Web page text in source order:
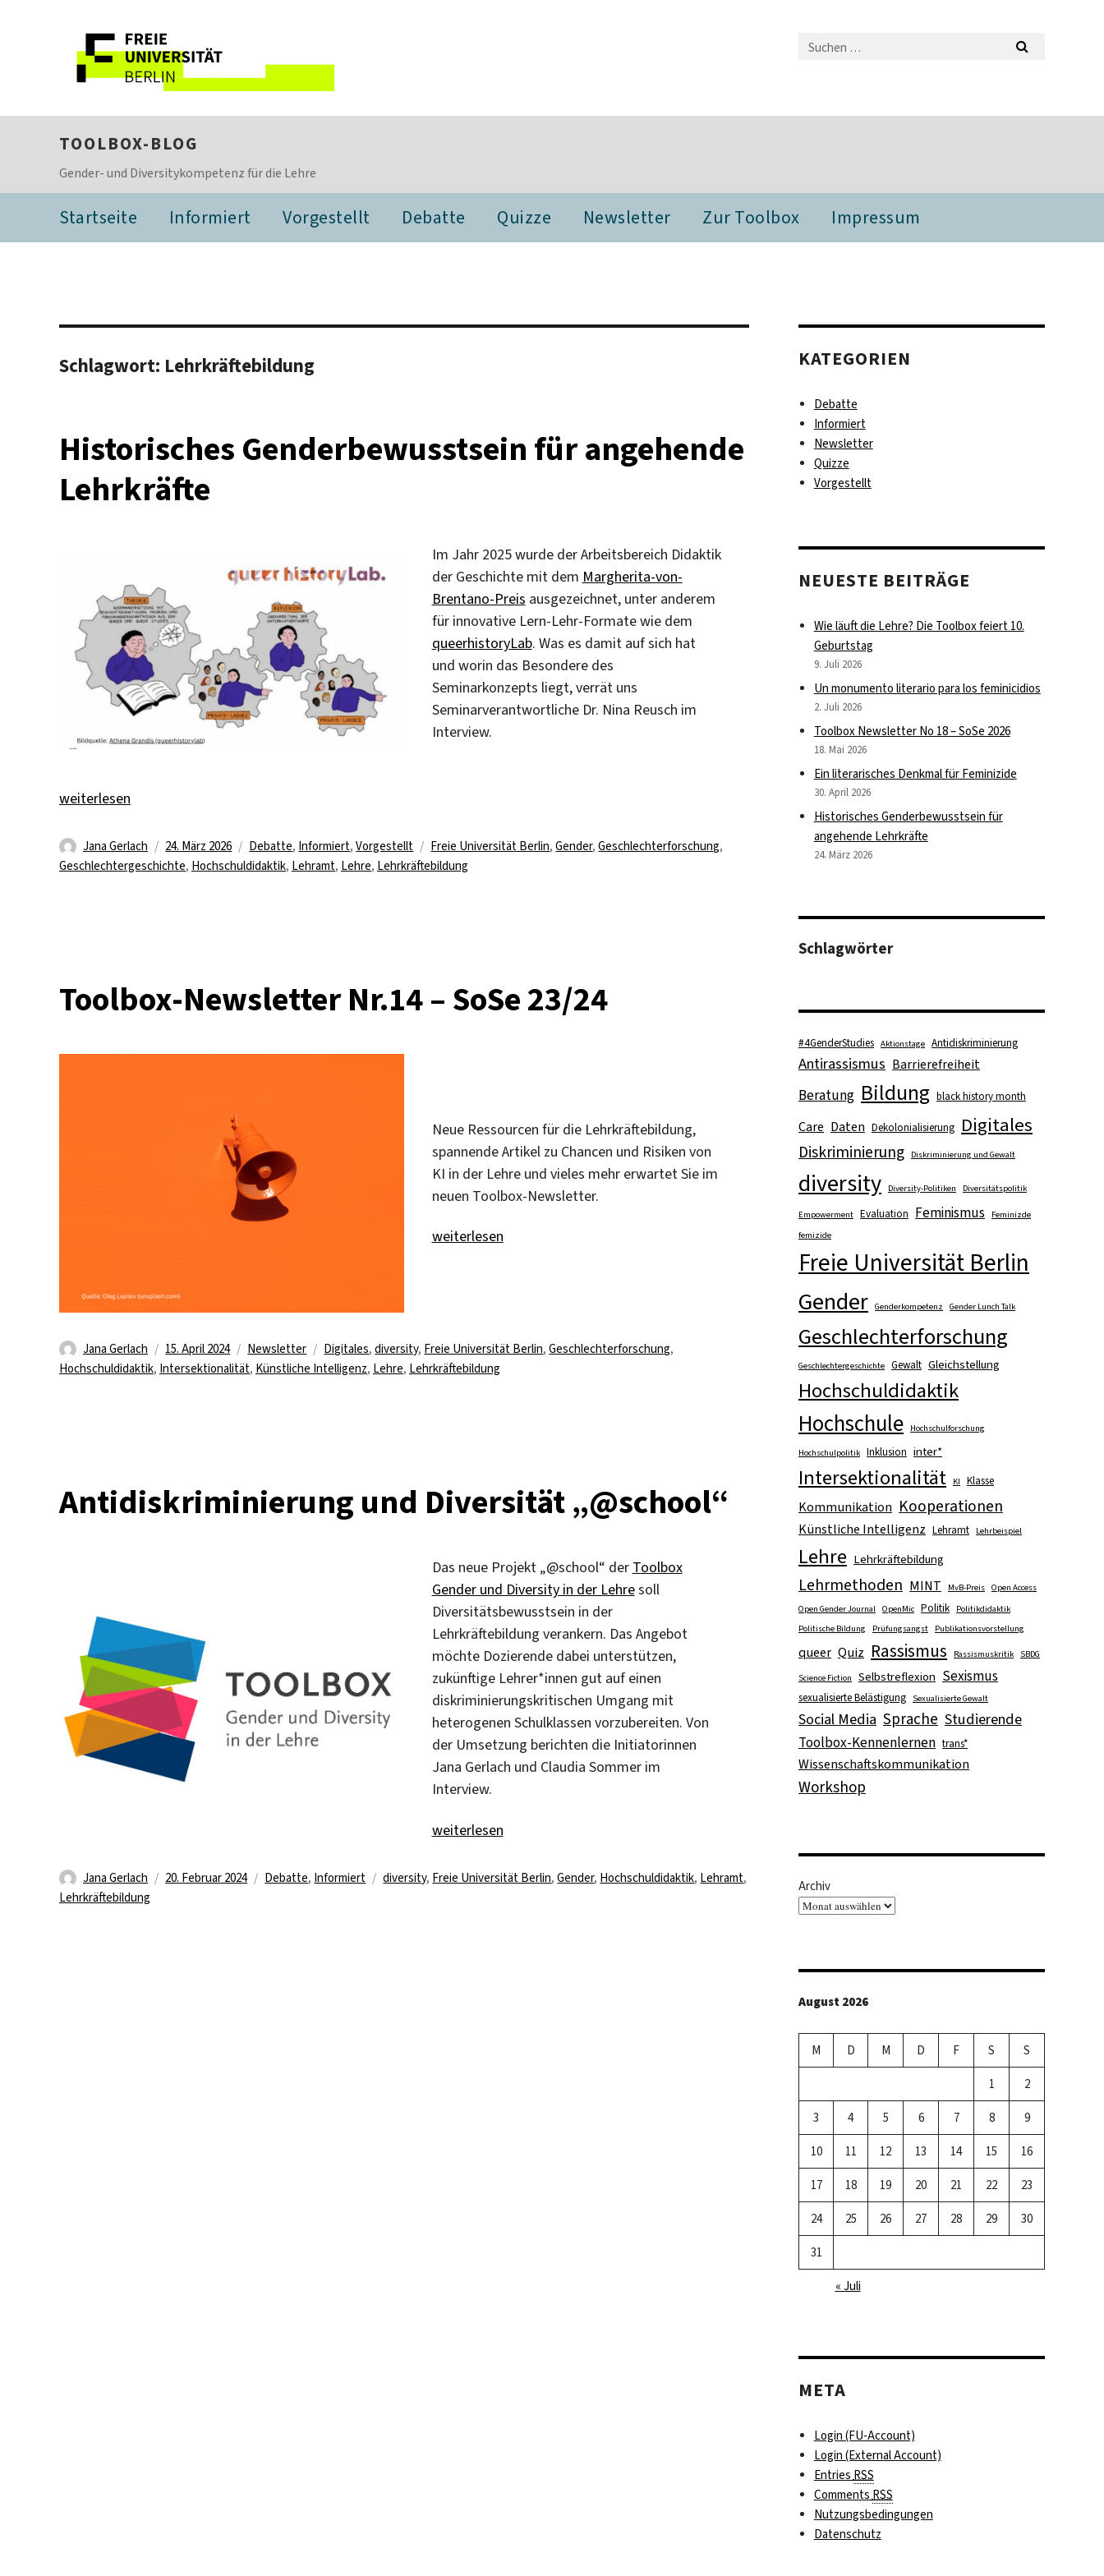
TOOLBOX-BLOG
Gender- und Diversitykompetenz für die Lehre
Startseite Informiert Vorgestellt Debatte Quizze Newsletter Zur Toolbox Impressum
Schlagwort: Lehrkräftebildung
Historisches Genderbewusstsein für angehende
Lehrkräfte
Im Jahr 2025 wurde der Arbeitsbereich Didaktik
der Geschichte mit dem Margherita-von-
Brentano-Preis ausgezeichnet, unter anderem
für innovative Lern-Lehr-Formate wie dem
queerhistoryLab. Was es damit auf sich hat
und worin das Besondere des
Seminarkonzepts liegt, verrät uns
Seminarverantwortliche Dr. Nina Reusch im
Interview.
„Historisches Genderbewusstsein für angehende Lehrkräfte“
weiterlesen
Autor
Jana Gerlach
Veröffentlicht
am
24. März 2026 Kategorien
Debatte, Informiert,Vorgestellt Schlagwörter
Freie Universität Berlin,Gender,Geschlechterforschung,
Geschlechtergeschichte, Hochschuldidaktik, Lehramt, Lehre, Lehrkräftebildung
Toolbox-Newsletter Nr.14 – SoSe 23/24
Neue Ressourcen für die Lehrkräftebildung,
spannende Artikel zu Chancen und Risiken von
KI in der Lehre und vieles mehr erwartet Sie im
neuen Toolbox-Newsletter.
„Toolbox-Newsletter Nr.14 – SoSe 23/24“
weiterlesen
Autor
Jana Gerlach
Veröffentlicht
am
15. April 2024 Kategorien
Newsletter Schlagwörter
Digitales,diversity, Freie Universität Berlin,Geschlechterforschung,
Hochschuldidaktik, Intersektionalität, Künstliche Intelligenz, Lehre, Lehrkräftebildung
Antidiskriminierung und Diversität „@school“
Das neue Projekt „@school“ der Toolbox
Gender und Diversity in der Lehresoll
Diversitätsbewusstsein in der
Lehrkräftebildung verankern. Das Angebot
möchte Dozierende dabei unterstützen,
zukünftige Lehrer*innen gut auf einen
diskriminierungskritischen Umgang mit
heterogenen Schulklassen vorzubereiten. Von
der Umsetzung berichten die Initiatorinnen
Jana Gerlach und Claudia Sommer im
Interview.
„Antidiskriminierung und Diversität „@school““
weiterlesen
Autor
Jana Gerlach
Veröffentlicht
20. Februar 2024 Kategorien
Debatte, Informiert Schlagwörter
diversity, Freie Universität Berlin,Gender, Hochschuldidaktik, Lehramt,
Lehrkräftebildung
KATEGORIEN
Debatte
Informiert
Newsletter
Quizze
Vorgestellt
NEUESTE BEITRÄGE
Wie läuft die Lehre? Die Toolbox feiert 10.
Geburtstag
9. Juli 2026
Un monumento literario para los feminicidios
2. Juli 2026
Toolbox Newsletter No 18 – SoSe 2026
18. Mai 2026
Ein literarisches Denkmal für Feminizide
30. April 2026
Historisches Genderbewusstsein für
angehende Lehrkräfte
24. März 2026
Schlagwörter
#4GenderStudies Aktionstage Antidiskriminierung
Antirassismus Barrierefreiheit
Beratung Bildung black history month
Care Daten Dekolonialisierung Digitales
Diskriminierung Diskriminierung und Gewalt
diversity Diversity-Politiken Diversitätspolitik
Empowerment Evaluation Feminismus
Feminizde
femizide
Freie Universität Berlin
Gender Genderkompetenz Gender Lunch Talk
Geschlechterforschung
Geschlechtergeschichte Gewalt Gleichstellung
Hochschuldidaktik
Hochschule Hochschulforschung
Hochschulpolitik Inklusion inter*
Intersektionalität KI Klasse
Kommunikation Kooperationen
Künstliche Intelligenz Lehramt Lehrbeispiel
Lehre Lehrkräftebildung
Lehrmethoden MINT MvB-Preis Open Access
Open Gender Journal OpenMic Politik
Politikdidaktik
Politische Bildung
Prüfungsangst Publikationsvorstellung
queer Quiz Rassismus Rassismuskritik SBDG
Science Fiction Selbstreflexion Sexismus
sexualisierte Belästigung Sexualisierte Gewalt
Social Media Sprache Studierende
Toolbox-Kennenlernen trans*
Wissenschaftskommunikation
Workshop
Archiv
August 2026
M D M D F S S
1 2
3 4 5 6 7 8 9
10 11 12 13 14 15 16
17 18 19 20 21 22 23
24 25 26 27 28 29 30
31
« Juli
META
Login (FU-Account)
Login (External Account)
EntriesRSS
CommentsRSS
Nutzungsbedingungen
Datenschutz